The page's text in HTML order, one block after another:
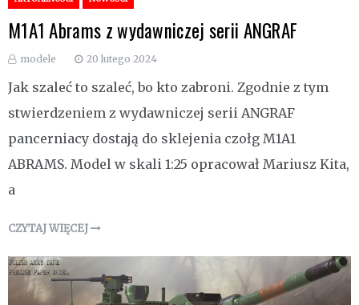
M1A1 Abrams z wydawniczej serii ANGRAF
modele 20 lutego 2024
Jak szaleć to szaleć, bo kto zabroni. Zgodnie z tym
stwierdzeniem z wydawniczej serii ANGRAF
pancerniacy dostają do sklejenia czołg M1A1
ABRAMS. Model w skali 1:25 opracował Mariusz Kita,
a
CZYTAJ WIĘCEJ